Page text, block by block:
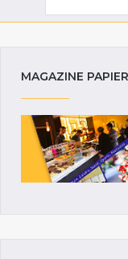
MAGAZINE PAPIER